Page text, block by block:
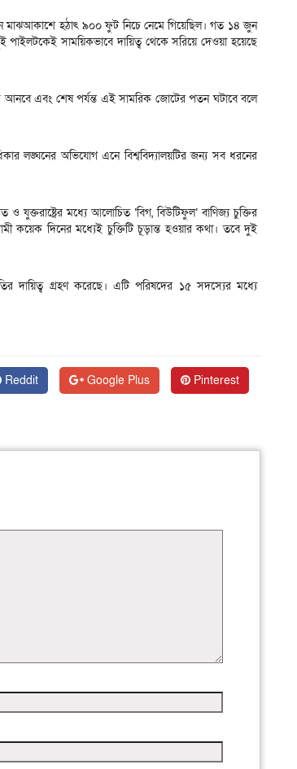
মাঝআকাশে হঠাৎ ৯০০ ফুট নিচে নেমে গিয়েছিল। গত ১৪ জুন
সাময়িকভাবে দায়িত্ব থেকে সরিয়ে দেওয়া হয়েছে
আনবে এবং শেষ পর্যন্ত এই সামরিক জোটের পতন ঘটাবে বলে
লঙ্ঘনের অভিযোগ এনে বিশ্ববিদ্যালয়টির জন্য সব ধরনের
মধ্যে আলোচিত ‘বিগ, বিউটিফুল’ বাণিজ্য চুক্তির
কয়েক দিনের মধ্যেই চুক্তিটি চূড়ান্ত হওয়ার কথা। তবে দুই
দায়িত্ব গ্রহণ করেছে। এটি পরিষদের ১৫ সদস্যের মধ্যে
Reddit Google Plus Pinterest